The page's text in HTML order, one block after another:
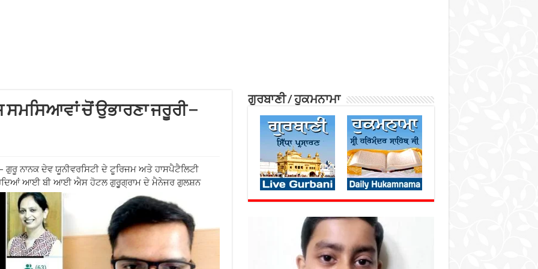
ਚੋਂ ਉਭਾਰਣਾ ਜਰੂਰੀ –
ਨਾਨਕ ਦੇਵ ਯੂਨੀਵਰਸਿਟੀ ਦੇ ਟੂਰਿਜਮ ਅਤੇ ਹਾਸਪੈਟੈਲਿਟੀ
ਆਈ ਬੀ ਆਈ ਐਸ ਹੋਟਲ ਗੁਰੁੂਗ੍ਰਾਮ ਦੇ ਮੈਨੇਜਰ ਗੁਲਸ਼ਨ
ਗੁਰਬਾਣੀ / ਹੁਕਮਨਾਮਾ